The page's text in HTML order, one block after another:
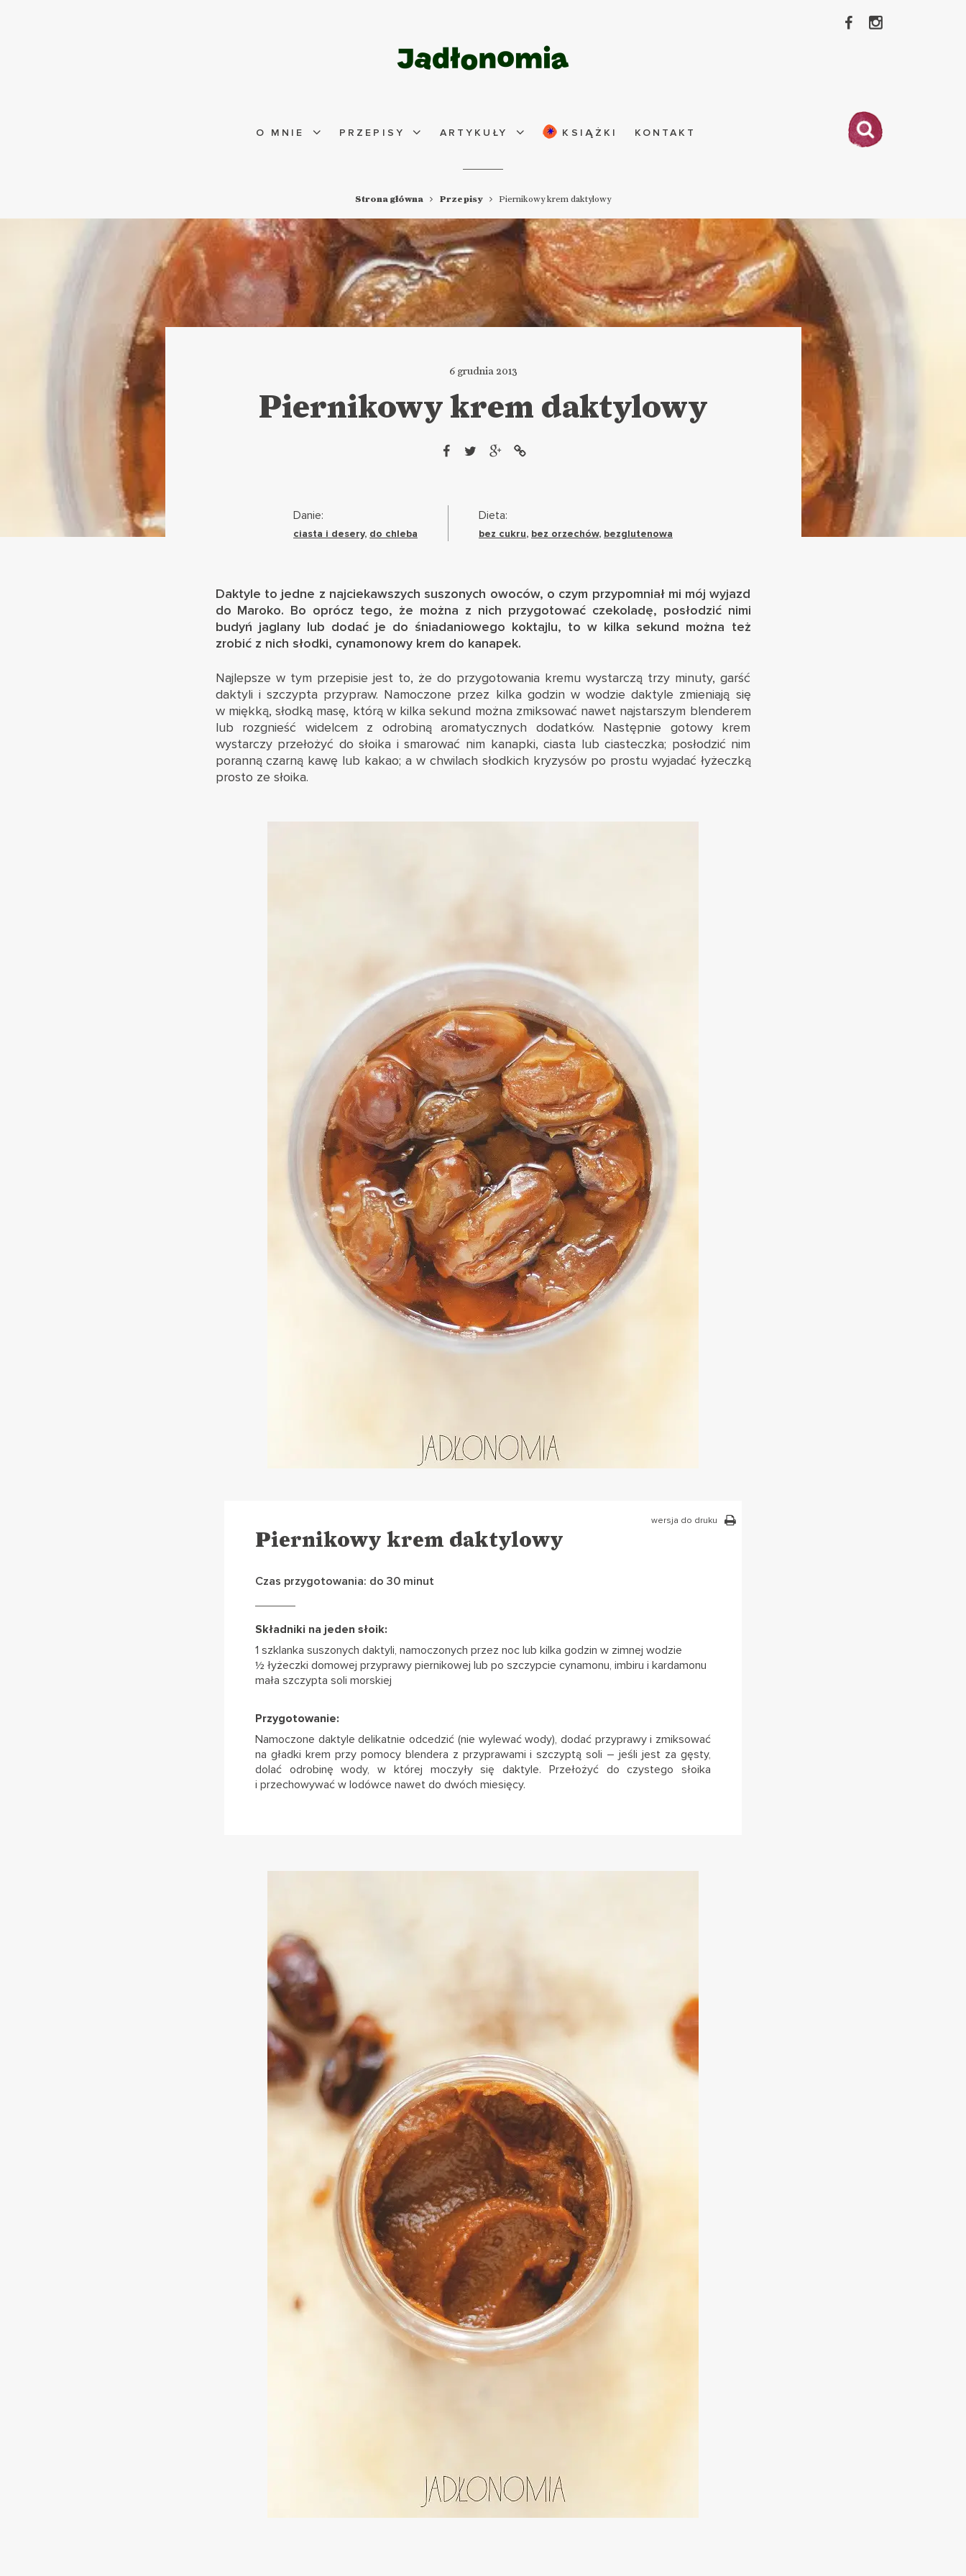
O MNIE PRZEPISY ARTYKUŁY KSIĄŻKI KONTAKT
Strona główna Przepisy Piernikowy krem daktylowy
6 grudnia 2013
Piernikowy krem daktylowy
Danie:
ciasta i desery, do chleba
Dieta:
bez cukru, bez orzechów, bezglutenowa
Daktyle to jedne z najciekawszych suszonych owoców, o czym przypomniał mi mój wyjazd
do Maroko. Bo oprócz tego, że można z nich przygotować czekoladę, posłodzić nimi
budyń jaglanylub dodać je do śniadaniowego koktajlu, to w kilka sekund można też
zrobić z nich słodki, cynamonowy krem do kanapek.
Najlepsze w tym przepisie jest to, że do przygotowania kremu wystarczą trzy minuty, garść
daktyli i szczypta przypraw. Namoczone przez kilka godzin w wodzie daktyle zmieniają się
w miękką, słodką masę, którą w kilka sekund można zmiksować nawet najstarszym blenderem
lub rozgnieść widelcem z odrobiną aromatycznych dodatków. Następnie gotowy krem
wystarczy przełożyć do słoika i smarować nim kanapki, ciasta lub ciasteczka; posłodzić nim
poranną czarną kawę lub kakao; a w chwilach słodkich kryzysów po prostu wyjadać łyżeczką
prosto ze słoika.
wersja do druku
Piernikowy krem daktylowy
Czas przygotowania: do 30 minut
Składniki na jeden słoik:
1 szklanka suszonych daktyli, namoczonych przez noc lub kilka godzin w zimnej wodzie
½ łyżeczki domowej przyprawy piernikowej lub po szczypcie cynamonu, imbiru i kardamonu
mała szczypta soli morskiej
Przygotowanie:
Namoczone daktyle delikatnie odcedzić (nie wylewać wody), dodać przyprawy i zmiksować
na gładki krem przy pomocy blendera z przyprawami i szczyptą soli – jeśli jest za gęsty,
dolać odrobinę wody, w której moczyły się daktyle. Przełożyć do czystego słoika
i przechowywać w lodówce nawet do dwóch miesięcy.